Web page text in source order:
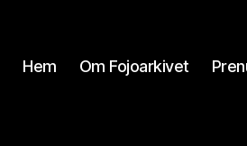
Hem Om Fojoarkivet